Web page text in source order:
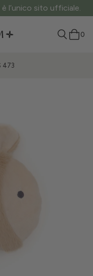
l’unico sito ufficiale.
0
473